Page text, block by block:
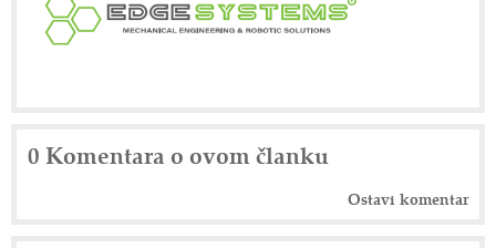
0 Komentara o ovom članku
Ostavi komentar